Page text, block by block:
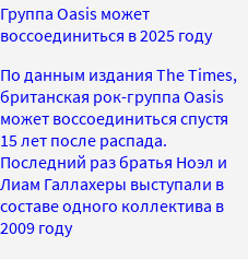
Группа Oasis может
воссоединиться в 2025 году
По данным издания The Times,
британская рок-группа Oasis
может воссоединиться спустя
15 лет после распада.
Последний раз братья Ноэл и
Лиам Галлахеры выступали в
составе одного коллектива в
2009 году